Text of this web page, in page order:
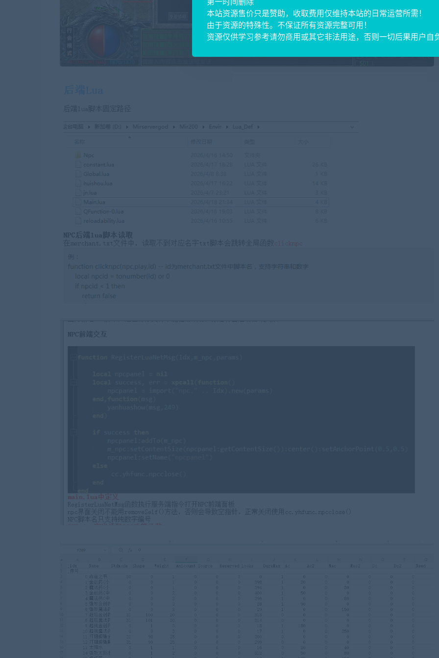
第一时间删除
本站资源售价只是赞助，收取费用仅维持本站的日常运营所需！
由于资源的特殊性。不保证所有资源完整可用！
资源仅供学习参考请勿商用或其它非法用途，否则一切后果用户自